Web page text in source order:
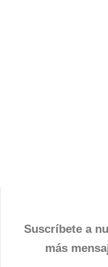
Suscríbete a
más